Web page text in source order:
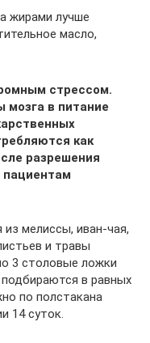
жирами лучше
масло,
стрессом.
мозга в питание
как
разрешения
пациентам
мелиссы, иван-чая,
и травы
3 столовые ложки
в равных
по полстакана
14 суток.